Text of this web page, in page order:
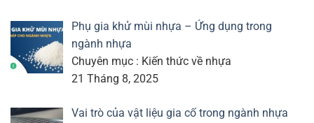
Phụ gia khử mùi nhựa – Ứng dụng trong
ngành nhựa
Chuyên mục : Kiến thức về nhựa
21 Tháng 8, 2025
Vai trò của vật liệu gia cố trong ngành nhựa